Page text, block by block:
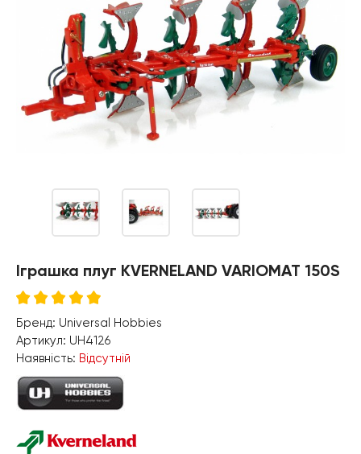
Іграшка плуг KVERNELAND VARIOMAT 150S
Бренд: Universal Hobbies
Артикул: UH4126
Наявність: Відсутній